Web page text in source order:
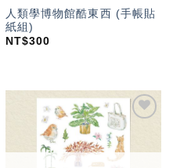
人類學博物館酷東西 (手帳貼
紙組)
NT$300
望輕